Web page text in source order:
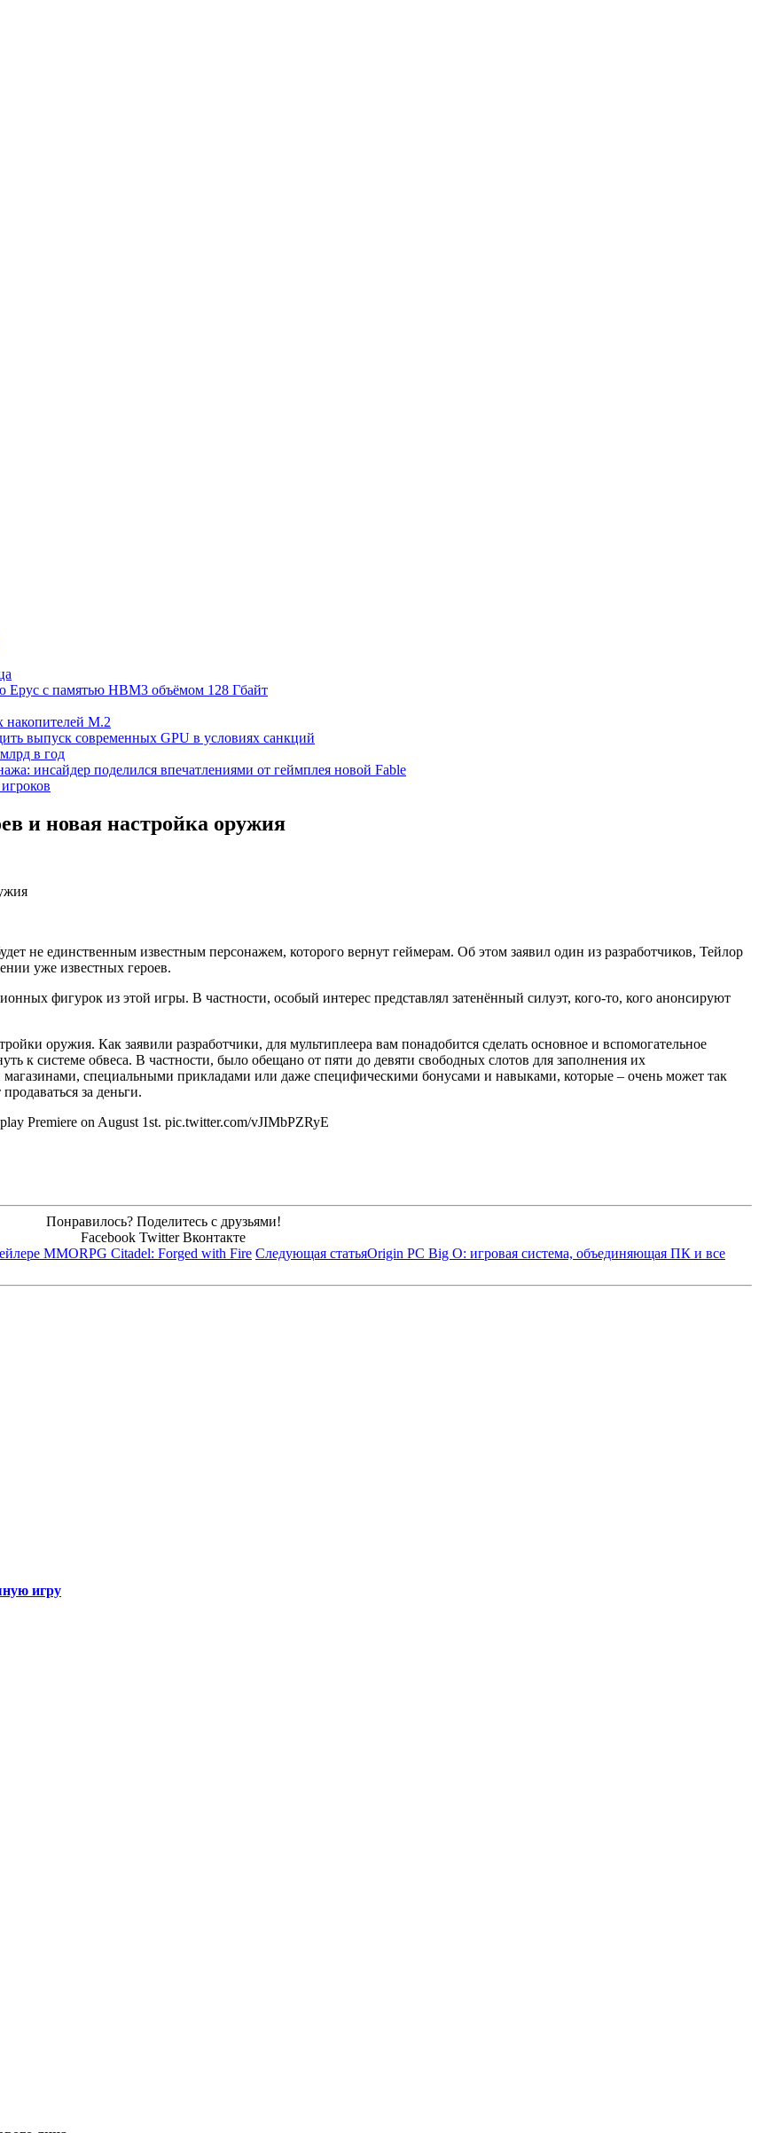
Epyc с памятью HBM3 объёмом 128 Гбайт
накопителей M.2
выпуск современных GPU в условиях санкций
в год
инсайдер поделился впечатлениями от геймплея новой Fable
и новая настройка оружия
не единственным известным персонажем, которого вернут геймерам. Об этом заявил один из разработчиков, Тейлор
уже известных героев.
фигурок из этой игры. В частности, особый интерес представлял затенённый силуэт, кого-то, кого анонсируют
оружия. Как заявили разработчики, для мультиплеера вам понадобится сделать основное и вспомогательное
к системе обвеса. В частности, было обещано от пяти до девяти свободных слотов для заполнения их
специальными прикладами или даже специфическими бонусами и навыками, которые – очень может так
за деньги.
Premiere on August 1st. pic.twitter.com/vJIMbPZRyE
Понравилось? Поделитесь с друзьями!
Facebook Twitter Вконтакте
MMORPG Citadel: Forged with Fire Следующая статьяOrigin PC Big O: игровая система, объединяющая ПК и все
игру